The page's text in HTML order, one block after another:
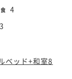
4
3
ベッド+和室8